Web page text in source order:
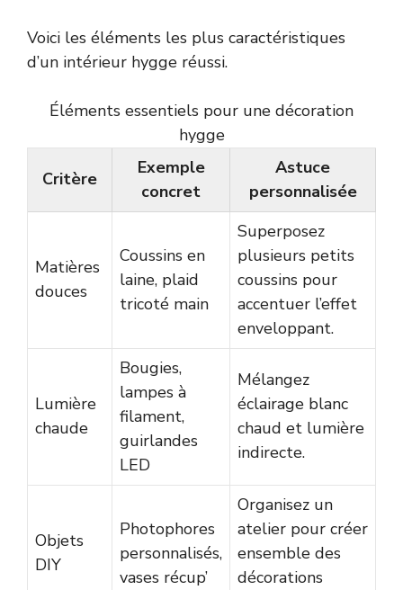
Voici les éléments les plus caractéristiques
d’un intérieur hygge réussi.
Éléments essentiels pour une décoration
hygge
Critère
Exemple
concret
Astuce
personnalisée
Matières
douces
Coussins en
laine, plaid
tricoté main
Superposez
plusieurs petits
coussins pour
accentuer l’effet
enveloppant.
Lumière
chaude
Bougies,
lampes à
filament,
guirlandes
LED
Mélangez
éclairage blanc
chaud et lumière
indirecte.
Objets
DIY
Photophores
personnalisés,
vases récup’
Organisez un
atelier pour créer
ensemble des
décorations